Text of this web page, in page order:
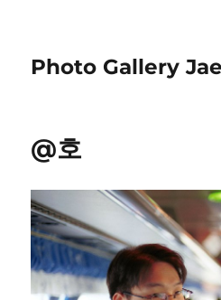
Photo Gallery
@호